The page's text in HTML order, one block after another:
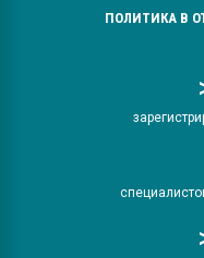
ПОЛИТИКА В